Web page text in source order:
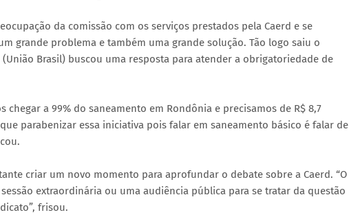
da comissão com os serviços prestados pela Caerd e se
grande problema e também uma grande solução. Tão logo saiu o
Brasil) buscou uma resposta para atender a obrigatoriedade de
a 99% do saneamento em Rondônia e precisamos de R$ 8,7
parabenizar essa iniciativa pois falar em saneamento básico é falar de
criar um novo momento para aprofundar o debate sobre a Caerd. “O
extraordinária ou uma audiência pública para se tratar da questão
frisou.